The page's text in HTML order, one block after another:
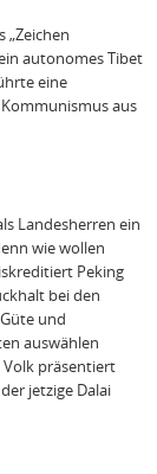
„Zeichen
autonomes Tibet
eine
aus
Landesherren ein
wie wollen
Peking
bei den
und
auswählen
Volk präsentiert
jetzige Dalai